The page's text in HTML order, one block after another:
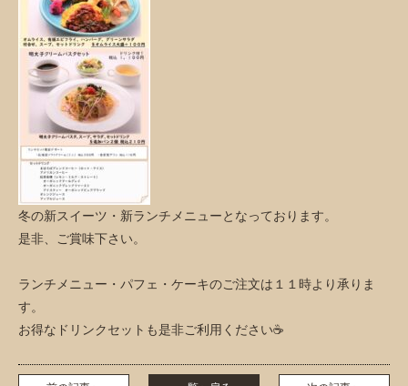
冬の新スイーツ・新ランチメニューとなっております。
是非、ご賞味下さい。
ランチメニュー・パフェ・ケーキのご注文は１１時より承りま
す。
お得なドリンクセットも是非ご利用ください☕